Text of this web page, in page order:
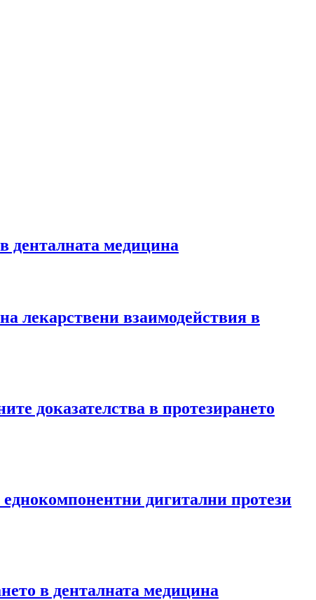
денталната медицина
лекарствени взаимодействия в
доказателства в протезирането
дигитални протези
в денталната медицина